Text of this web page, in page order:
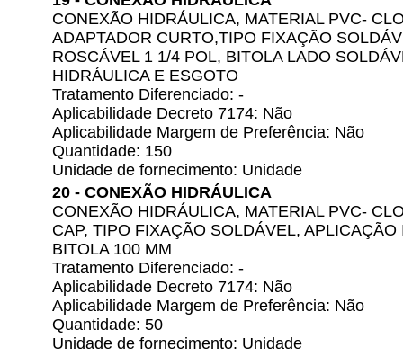
CONEXÃO HIDRÁULICA, MATERIAL PVC-
ADAPTADOR CURTO,TIPO FIXAÇÃO
ROSCÁVEL 1 1/4 POL, BITOLA LADO
HIDRÁULICA E ESGOTO
Tratamento Diferenciado: -
Aplicabilidade Decreto 7174: Não
Aplicabilidade Margem de Preferência: Não
Quantidade: 150
Unidade de fornecimento: Unidade
20 - CONEXÃO HIDRÁULICA
CONEXÃO HIDRÁULICA, MATERIAL PVC-
CAP, TIPO FIXAÇÃO SOLDÁVEL,
BITOLA 100 MM
Tratamento Diferenciado: -
Aplicabilidade Decreto 7174: Não
Aplicabilidade Margem de Preferência: Não
Quantidade: 50
Unidade de fornecimento: Unidade